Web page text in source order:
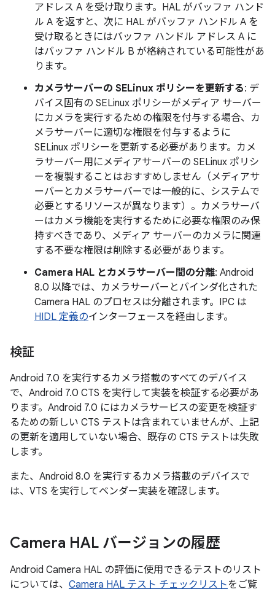
アドレス A を受け取ります。HAL がバッファ ハンド
ル A を返すと、次に HAL がバッファ ハンドル A を
受け取るときにはバッファ ハンドル アドレス A に
はバッファ ハンドル B が格納されている可能性があ
ります。
カメラサーバーの SELinux ポリシーを更新する: デ
バイス固有の SELinux ポリシーがメディア サーバー
にカメラを実行するための権限を付与する場合、カ
メラサーバーに適切な権限を付与するように
SELinux ポリシーを更新する必要があります。カメ
ラサーバー用にメディアサーバーの SELinux ポリシ
ーを複製することはおすすめしません（メディアサ
ーバーとカメラサーバーでは一般的に、システムで
必要とするリソースが異なります）。カメラサーバ
ーはカメラ機能を実行するために必要な権限のみ保
持すべきであり、メディア サーバーのカメラに関連
する不要な権限は削除する必要があります。
Camera HAL とカメラサーバー間の分離: Android
8.0 以降では、カメラサーバーとバインダ化された
Camera HAL のプロセスは分離されます。IPC は
HIDL 定義のインターフェースを経由します。
検証
Android 7.0 を実行するカメラ搭載のすべてのデバイス
で、Android 7.0 CTS を実行して実装を検証する必要があ
ります。Android 7.0 にはカメラサービスの変更を検証す
るための新しい CTS テストは含まれていませんが、上記
の更新を適用していない場合、既存の CTS テストは失敗
します。
また、Android 8.0 を実行するカメラ搭載のデバイスで
は、VTS を実行してベンダー実装を確認します。
Camera HAL バージョンの履歴
Android Camera HAL の評価に使用できるテストのリスト
については、 Camera HAL テスト チェックリストをご覧